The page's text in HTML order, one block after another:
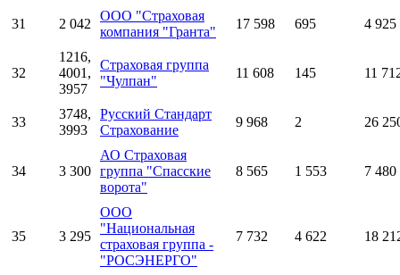
31 2 042
ООО "Страховая
компания "Гранта"
17 598 695 4 925
32
1216,
4001,
3957
Страховая группа
"Чулпан"
11 608 145 11
33
3748,
3993
Русский Стандарт
Страхование
9 968 2 26
34 3 300
АО Страховая
группа "Спасские
ворота"
8 565 1 553 7 480
35 3 295
ООО
"Национальная
страховая группа -
"РОСЭНЕРГО"
7 732 4 622 18